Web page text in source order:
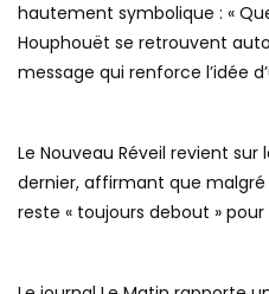
hautement symbolique : «
Houphouët se retrouvent
message qui renforce l’idée
Le Nouveau Réveil revient
dernier, affirmant que malgré
reste « toujours debout » pour